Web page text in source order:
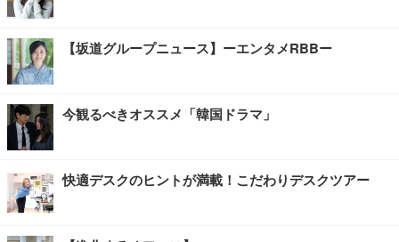
【坂道グループニュース】ーエンタメRBBー
今観るべきオススメ「韓国ドラマ」
快適デスクのヒントが満載！こだわりデスクツアー